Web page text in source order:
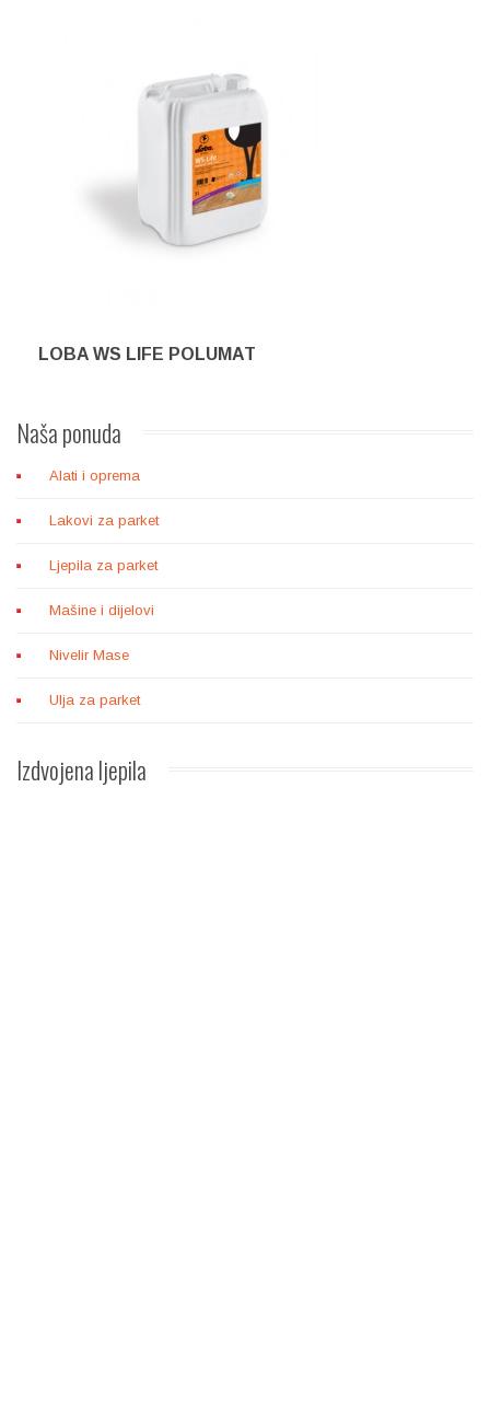
LOBA WS LIFE POLUMAT
Našaponuda
Alati i oprema
Lakovi za parket
Ljepila za parket
Mašine i dijelovi
Nivelir Mase
Ulja za parket
Izdvojenaljepila